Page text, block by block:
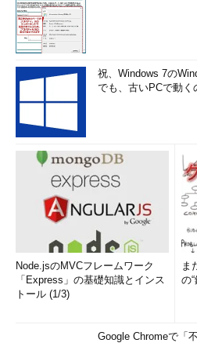
祝、Windows 7の
でも、古いPCで動く
Node.jsのMVCフレームワーク
「Express」の基礎知識とインス
トール (1/3)
ま
の
Google Chromeで「